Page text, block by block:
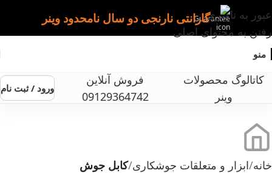
عبور به ناوبری
رفتن به محتوای اصلی
گارانتی نارنجی دو سال نامحدود وینر
منو
کاتالوگ محصولات
وینر
فروش آنلاین
09129364742
ورود / ثبت نام
خانه ابزار و متعلقات جوشکاری کابل جوش